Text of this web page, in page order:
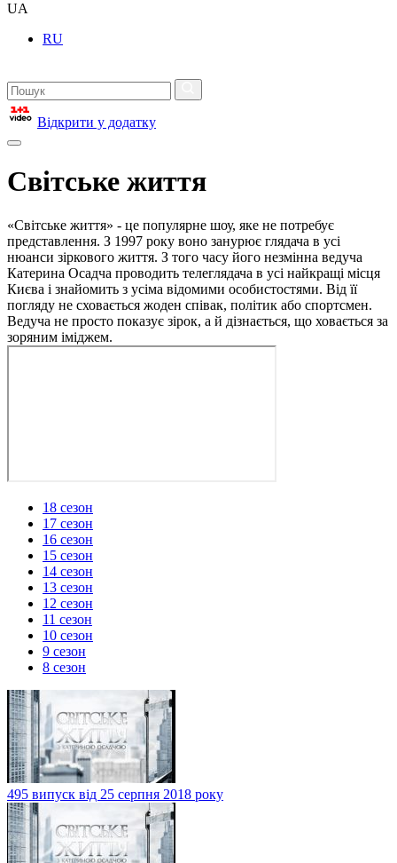
UA
RU
Відкрити у додатку
Світське життя
«Світське життя» - це популярне шоу, яке не потребує
представлення. З 1997 року воно занурює глядача в усі
нюанси зіркового життя. З того часу його незмінна ведуча
Катерина Осадча проводить телеглядача в усі найкращі місця
Києва і знайомить з усіма відомими особистостями. Від її
погляду не сховається жоден співак, політик або спортсмен.
Ведуча не просто показує зірок, а й дізнається, що ховається за
зоряним іміджем.
18 сезон
17 сезон
16 сезон
15 сезон
14 сезон
13 сезон
12 сезон
11 сезон
10 сезон
9 сезон
8 сезон
495 випуск від 25 серпня 2018 року